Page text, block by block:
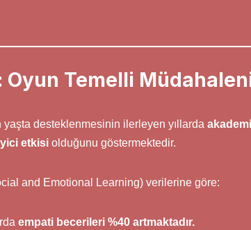
Oyun Temelli
desteklenmesinin ilerleyen yıllarda
etkisiolduğunu göstermektedir.
and Emotional Learning) verilerine göre:
empati becerileri %40 artmaktadır.